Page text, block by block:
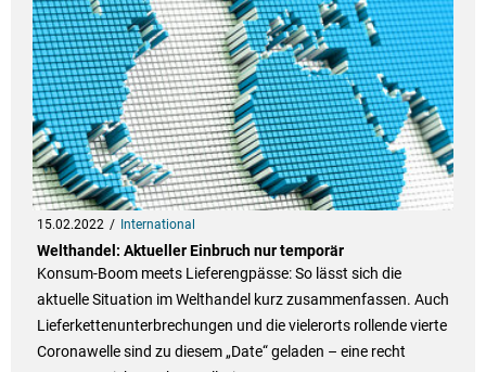
15.02.2022 International
Welthandel: Aktueller Einbruch nur temporär
Konsum-Boom meets Lieferengpässe: So lässt sich die
aktuelle Situation im Welthandel kurz zusammenfassen. Auch
Lieferkettenunterbrechungen und die vielerorts rollende vierte
Coronawelle sind zu diesem „Date“ geladen – eine recht